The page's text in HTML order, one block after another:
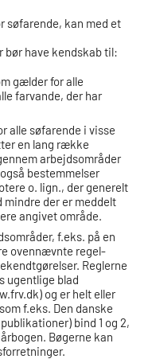
søfarende, kan med et
bør have kendskab til:
gælder for alle
farvande, der har
alle søfarende i visse
en lang række
arbejdsområder
bestemmelser
o. lign., der generelt
mindre der er meddelt
angivet område.
f.eks. på en
ovennævnte regel-
Reglerne
ugentlige blad
og er helt eller
f.eks. Den danske
bind 1 og 2,
Bøgerne kan